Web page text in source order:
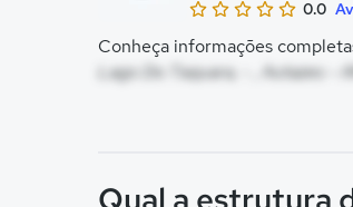
0.0
Conheça informações
Lago Do Taquara, - , Autazes -